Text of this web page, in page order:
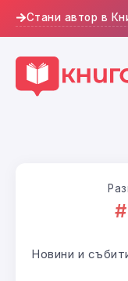
Стани автор в
Новини и